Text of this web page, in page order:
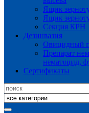
Ящик
Ящик
Секция КРН
Дезинвазия
Овицидный
Препарат
нематоцид,
Сертификаты
Search
for: